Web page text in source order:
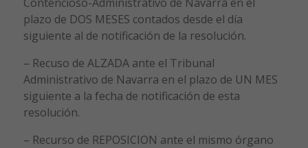
plazo de DOS MESES contados desde el día
siguiente al de notificación de la resolución.
– Recuso de ALZADA ante el Tribunal
Administrativo de Navarra en el plazo de UN MES
siguiente a la fecha de notificación de esta
resolución.
– Recurso de REPOSICION ante el mismo órgano